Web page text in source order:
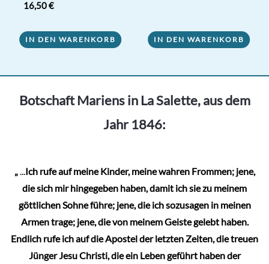
16,50€
IN DEN WARENKORB IN DEN WARENKORB
Botschaft Mariens in La Salette, aus dem
Jahr 1846:
„... Ich rufe auf meine Kinder, meine wahren Frommen; jene,
die sich mir hingegeben haben, damit ich sie zu meinem
göttlichen Sohne führe; jene, die ich sozusagen in meinen
Armen trage; jene, die von meinem Geiste gelebt haben.
Endlich rufe ich auf die Apostel der letzten Zeiten, die treuen
Jünger Jesu Christi, die ein Leben geführt haben der